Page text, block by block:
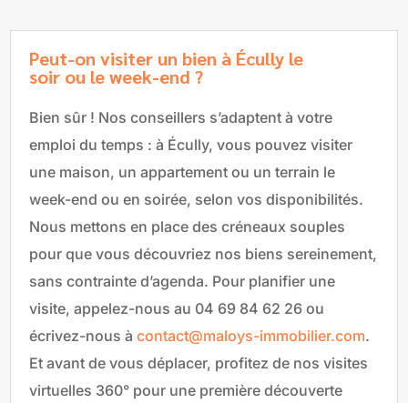
Peut-on visiter un bien à Écully le
soir ou le week-end ?
Bien sûr ! Nos conseillers s’adaptent à votre
emploi du temps : à Écully, vous pouvez visiter
une maison, un appartement ou un terrain le
week-end ou en soirée, selon vos disponibilités.
Nous mettons en place des créneaux souples
pour que vous découvriez nos biens sereinement,
sans contrainte d’agenda. Pour planifier une
visite, appelez-nous au 04 69 84 62 26 ou
écrivez-nous àcontact@maloys-immobilier.com.
Et avant de vous déplacer, profitez de nos visites
virtuelles 360° pour une première découverte